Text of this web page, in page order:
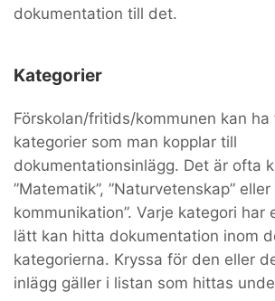
dokumentation till det.
Kategorier
Förskolan/fritids/kommunen kan ha
kategorier som man kopplar till
dokumentationsinlägg. Det är ofta
”Matematik”, ”Naturvetenskap” eller
kommunikation”. Varje kategori har
lätt kan hitta dokumentation inom
kategorierna. Kryssa för den eller
inlägg gäller i listan som hittas